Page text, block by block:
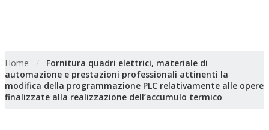
Home /
Fornitura quadri elettrici, materiale di
automazione e prestazioni professionali attinenti la
modifica della programmazione PLC relativamente alle opere
finalizzate alla realizzazione dell’accumulo termico